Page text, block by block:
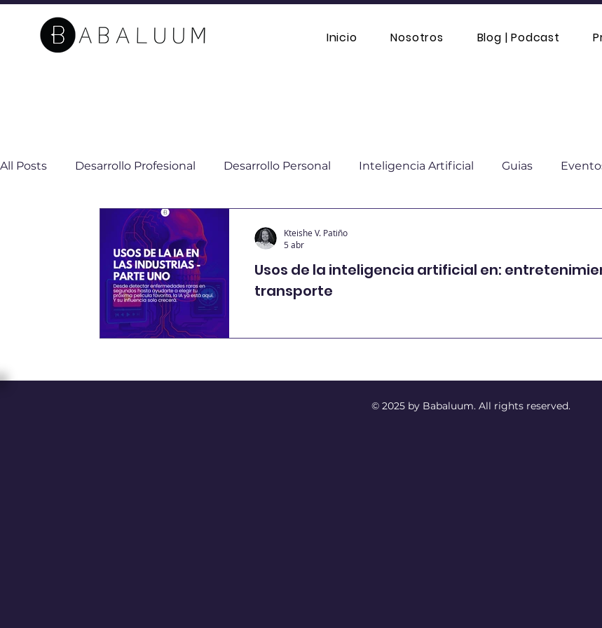
Inicio Nosotros Blog | Podcast
All Posts Desarrollo Profesional Desarrollo Personal Inteligencia Artificial Guias
Impacto Social
Usos de la inteligencia artificial en:
transporte
Kteishe V. Patiño
5 abr
© 2025 by Babaluum. All rights reserved.